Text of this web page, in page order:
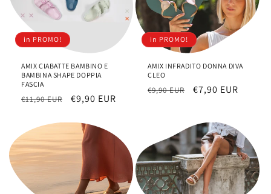
in PROMO!
AMIX CIABATTE BAMBINO E
BAMBINA SHAPE DOPPIA
FASCIA
Prezzo
listino
€11,90 EUR
Prezzo
€9,90 EUR
in PROMO!
AMIX INFRADITO DONNA DIVA
CLEO
Prezzo
€9,90 EUR
Prezzo
€7,90 EUR